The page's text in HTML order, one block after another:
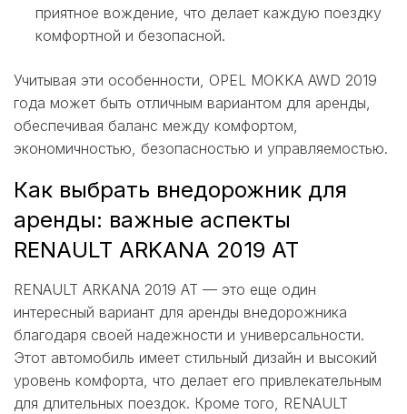
приятное вождение, что делает каждую поездку
комфортной и безопасной.
Учитывая эти особенности, OPEL MOKKA AWD 2019
года может быть отличным вариантом для аренды,
обеспечивая баланс между комфортом,
экономичностью, безопасностью и управляемостью.
Как выбрать внедорожник для
аренды: важные аспекты
RENAULT ARKANA 2019 AT
RENAULT ARKANA 2019 AT — это еще один
интересный вариант для аренды внедорожника
благодаря своей надежности и универсальности.
Этот автомобиль имеет стильный дизайн и высокий
уровень комфорта, что делает его привлекательным
для длительных поездок. Кроме того, RENAULT